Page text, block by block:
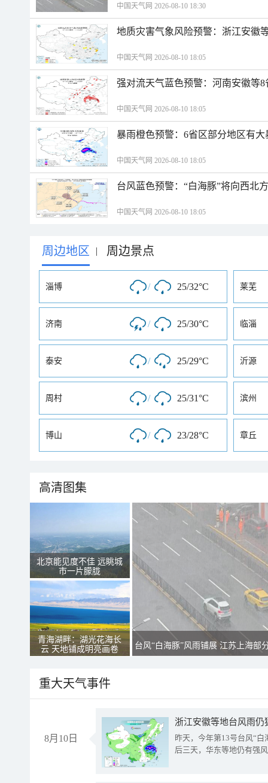
中国天气网 2026-08-10 18:30
地质灾害气象风险预警：浙江安徽
中国天气网 2026-08-10 18:05
强对流天气蓝色预警：河南安徽等
中国天气网 2026-08-10 18:05
暴雨橙色预警：6省区部分地区有
中国天气网 2026-08-10 18:05
台风蓝色预警：“白海豚”将向西北
中国天气网 2026-08-10 18:05
周边地区 | 周边景点
淄博 / 25/32°C 莱芜
济南 / 25/30°C 临淄
泰安 / 25/29°C 沂源
周村 / 25/31°C 滨州
博山 / 23/28°C 章丘
高清图集
北京能见度不佳 远眺城
市一片朦胧
青海湖畔：湖光花海长
云 天地铺成明亮画卷
台风“白海豚”风雨铺展 江苏上海部
重大天气事件
8月10日
浙江安徽等地台风雨
昨天，今年第13号台风“
后三天，华东等地仍有强